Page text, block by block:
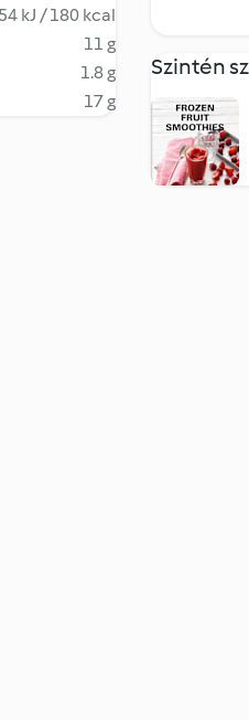
kJ / 180 kcal
11 g
1.8 g
17 g
Szintén